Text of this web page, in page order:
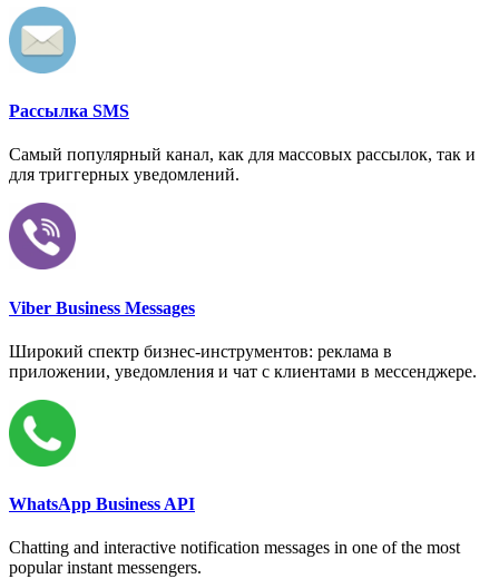
Рассылка SMS
Самый популярный канал, как для массовых рассылок, так и
для триггерных уведомлений.
Viber Business Messages
Широкий спектр бизнес-инструментов: реклама в
приложении, уведомления и чат с клиентами в мессенджере.
WhatsApp Business API
Chatting and interactive notification messages in one of the most
popular instant messengers.